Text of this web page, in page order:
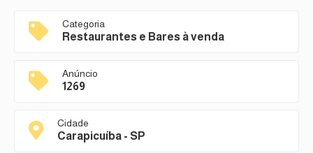
Categoria
Restaurantes e Bares à venda
Anúncio
1269
Cidade
Carapicuíba - SP